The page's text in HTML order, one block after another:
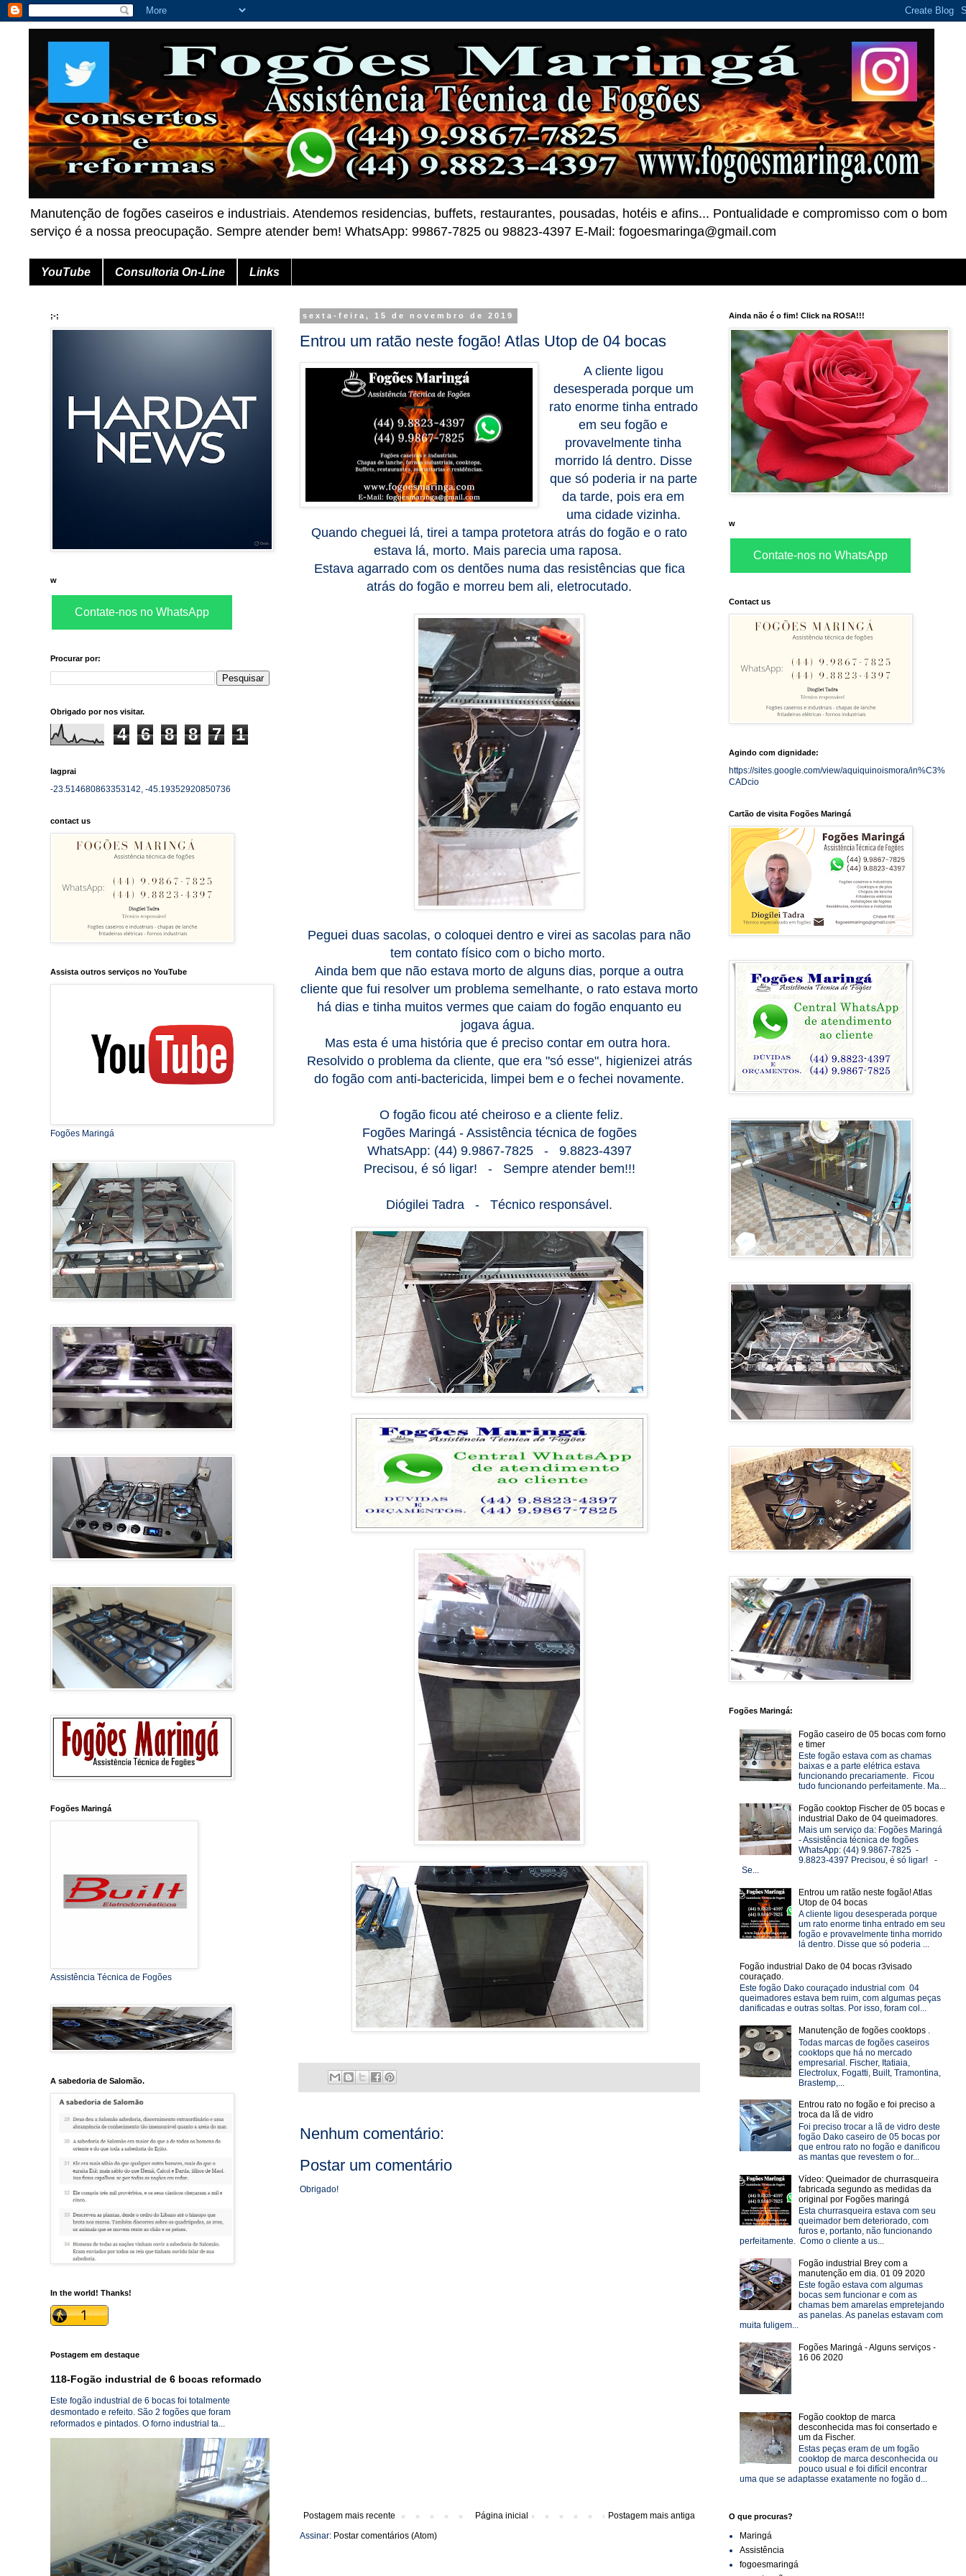
Manutenção de fogões caseiros e industriais. Atendemos residencias, buffets, restaurantes, pousadas, hotéis e afins... Pontualidade e compromisso com o bom
serviço é a nossa preocupação. Sempre atender bem! WhatsApp: 99867-7825 ou 98823-4397 E-Mail: fogoesmaringa@gmail.com
YouTube Consultoria On-Line Links
sexta-feira, 15 de novembro de 2019
Entrou um ratão neste fogão! Atlas Utop de 04 bocas
A cliente ligou
desesperada porque um
rato enorme tinha entrado
em seu fogão e
provavelmente tinha
morrido lá dentro. Disse
que só poderia ir na parte
da tarde, pois era em
uma cidade vizinha.
Quando cheguei lá, tirei a tampa protetora atrás do fogão e o rato
estava lá, morto. Mais parecia uma raposa.
Estava agarrado com os dentões numa das resistências que fica
atrás do fogão e morreu bem ali, eletrocutado.
Peguei duas sacolas, o coloquei dentro e virei as sacolas para não
tem contato físico com o bicho morto.
Ainda bem que não estava morto de alguns dias, porque a outra
cliente que fui resolver um problema semelhante, o rato estava morto
há dias e tinha muitos vermes que caiam do fogão enquanto eu
jogava água.
Mas esta é uma história que é preciso contar em outra hora.
Resolvido o problema da cliente, que era "só esse", higienizei atrás
do fogão com anti-bactericida, limpei bem e o fechei novamente.
O fogão ficou até cheiroso e a cliente feliz.
Fogões Maringá - Assistência técnica de fogões
WhatsApp: (44) 9.9867-7825 - 9.8823-4397
Precisou, é só ligar! - Sempre atender bem!!!
Diógilei Tadra - Técnico responsável.
Nenhum comentário:
Postar um comentário
Obrigado!
Postagem mais recente Postagem mais antiga
Página inicial
Assinar: Postar comentários (Atom)
;-;
w
Contate-nos no WhatsApp
Procurar por:
Obrigado por nos visitar.
4 6 8 8 7 1
lagprai
-23.514680863353142, -45.19352920850736
contact us
Assista outros serviços no YouTube
Fogões Maringá
Fogões Maringá
Assistência Técnica de Fogões
A sabedoria de Salomão.
In the world! Thanks!
Postagem em destaque
118-Fogão industrial de 6 bocas reformado
Este fogão industrial de 6 bocas foi totalmente
desmontado e refeito. São 2 fogões que foram
reformados e pintados. O forno industrial ta...
Ainda não é o fim! Click na ROSA!!!
w
Contate-nos no WhatsApp
Contact us
Agindo com dignidade:
https://sites.google.com/view/aquiquinoismora/in%C3%
CADcio
Cartão de visita Fogões Maringá
Fogões Maringá:
Fogão caseiro de 05 bocas com forno
e timer
Este fogão estava com as chamas
baixas e a parte elétrica estava
funcionando precariamente. Ficou
tudo funcionando perfeitamente. Ma...
Fogão cooktop Fischer de 05 bocas e
industrial Dako de 04 queimadores.
Mais um serviço da: Fogões Maringá
- Assistência técnica de fogões
WhatsApp: (44) 9.9867-7825 -
9.8823-4397 Precisou, é só ligar! -
Se...
Entrou um ratão neste fogão! Atlas
Utop de 04 bocas
A cliente ligou desesperada porque
um rato enorme tinha entrado em seu
fogão e provavelmente tinha morrido
lá dentro. Disse que só poderia ...
Fogão industrial Dako de 04 bocas r3visado
couraçado.
Este fogão Dako couraçado industrial com 04
queimadores estava bem ruim, com algumas peças
danificadas e outras soltas. Por isso, foram col...
Manutenção de fogões cooktops .
Todas marcas de fogões caseiros
cooktops que há no mercado
empresarial. Fischer, Itatiaia,
Electrolux, Fogatti, Built, Tramontina,
Brastemp,...
Entrou rato no fogão e foi preciso a
troca da lã de vidro
Foi preciso trocar a lã de vidro deste
fogão Dako caseiro de 05 bocas por
que entrou rato no fogão e danificou
as mantas que revestem o for...
Vídeo: Queimador de churrasqueira
fabricada segundo as medidas da
original por Fogões maringá
Esta churrasqueira estava com seu
queimador bem deteriorado, com
furos e, portanto, não funcionando
perfeitamente. Como o cliente a us...
Fogão industrial Brey com a
manutenção em dia. 01 09 2020
Este fogão estava com algumas
bocas sem funcionar e com as
chamas bem amarelas empretejando
as panelas. As panelas estavam com
muita fuligem...
Fogões Maringá - Alguns serviços -
16 06 2020
Fogão cooktop de marca
desconhecida mas foi consertado e
um da Fischer.
Estas peças eram de um fogão
cooktop de marca desconhecida ou
pouco usual e foi difícil encontrar
uma que se adaptasse exatamente no fogão d...
O que procuras?
Maringá
Assistência
fogoesmaringá